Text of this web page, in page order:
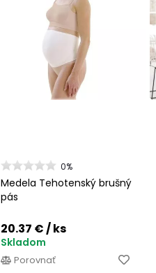
0%
Medela Tehotenský brušný
pás
20.37 €/ ks
Skladom
Porovnať